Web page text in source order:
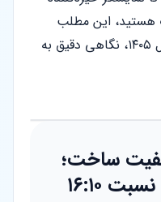
هستید، این مطلب
راهنمای جامع شماست. ما در سال ۱۴۰۵، نگاهی دقیق به
ساخت؛